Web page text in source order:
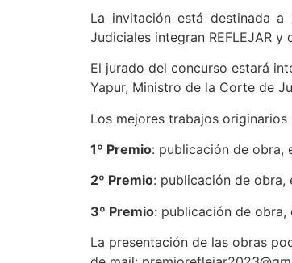
La invitación está destinada a
Judiciales integran REFLEJAR
El jurado del concurso estará
Yapur, Ministro de la Corte de
Los mejores trabajos
1º Premio: publicación de obra,
2º Premio: publicación de obra,
3º Premio: publicación de
La presentación de las obras